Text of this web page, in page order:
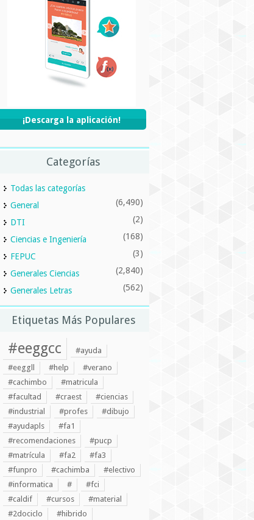
¡Descarga la aplicación!
Categorías
Todas las categorías
General
(6,490)
DTI (2)
Ciencias e Ingeniería (168)
FEPUC (3)
Generales Ciencias (2,840)
Generales Letras (562)
Etiquetas Más Populares
#eeggcc
#ayuda
#eeggll
#help
#verano
#cachimbo
#matricula
#facultad
#craest
#ciencias
#industrial
#profes
#dibujo
#ayudapls
#fa1
#recomendaciones
#pucp
#matrícula
#fa2
#fa3
#funpro
#cachimba
#electivo
#informatica
#
#fci
#caldif
#cursos
#material
#2dociclo
#hibrido